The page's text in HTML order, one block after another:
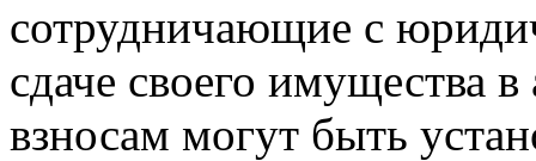
сотрудничающие с
сдаче своего имущества
взносам могут быть